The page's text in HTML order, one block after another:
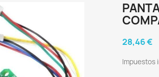
28,46 €
Impuestos